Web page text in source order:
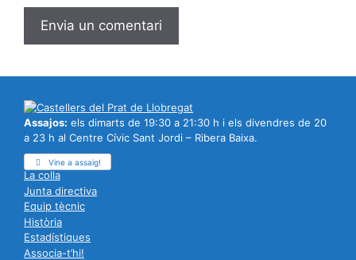
Assajos: els dimarts de 19:30 a 21:30 h i els divendres de 20
a 23 h al Centre Cívic Sant Jordi – Ribera Baixa.
Vine a assaig!
La colla
Junta directiva
Equip tècnic
Història
Estadístiques
Associa-t’hi!